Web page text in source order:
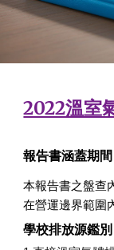
2022溫室
報告書涵蓋期間
本報告書之盤查
在營運邊界範圍
學校排放源鑑別